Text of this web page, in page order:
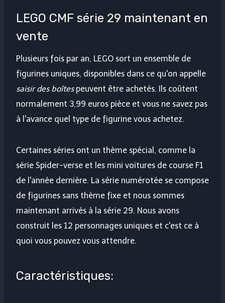
LEGO CMF série 29 maintenant en
vente
Plusieurs fois par an, LEGO sort un ensemble de
figurines uniques, disponibles dans ce qu'on appelle
saisir des boîtespeuvent être achetés. Ils coûtent
normalement 3,99 euros pièce et vous ne savez pas
à l'avance quel type de figurine vous achetez.
Certaines séries ont un thème spécial, comme la
série Spider-verse et les mini voitures de course F1
de l'année dernière. La série numérotée se compose
de figurines sans thème fixe et nous sommes
maintenant arrivés à la série 29. Nous avons
construit les 12 personnages uniques et c'est ce à
quoi vous pouvez vous attendre.
Caractéristiques: